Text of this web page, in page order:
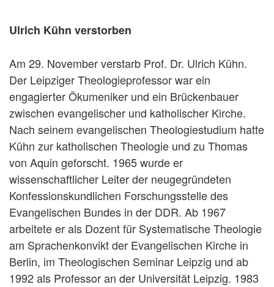
Ulrich Kühn verstorben
Am 29. November verstarb Prof. Dr. Ulrich Kühn.
Der Leipziger Theologieprofessor war ein
engagierter Ökumeniker und ein Brückenbauer
zwischen evangelischer und katholischer Kirche.
Nach seinem evangelischen Theologiestudium hatte
Kühn zur katholischen Theologie und zu Thomas
von Aquin geforscht. 1965 wurde er
wissenschaftlicher Leiter der neugegründeten
Konfessionskundlichen Forschungsstelle des
Evangelischen Bundes in der DDR. Ab 1967
arbeitete er als Dozent für Systematische Theologie
am Sprachenkonvikt der Evangelischen Kirche in
Berlin, im Theologischen Seminar Leipzig und ab
1992 als Professor an der Universität Leipzig. 1983